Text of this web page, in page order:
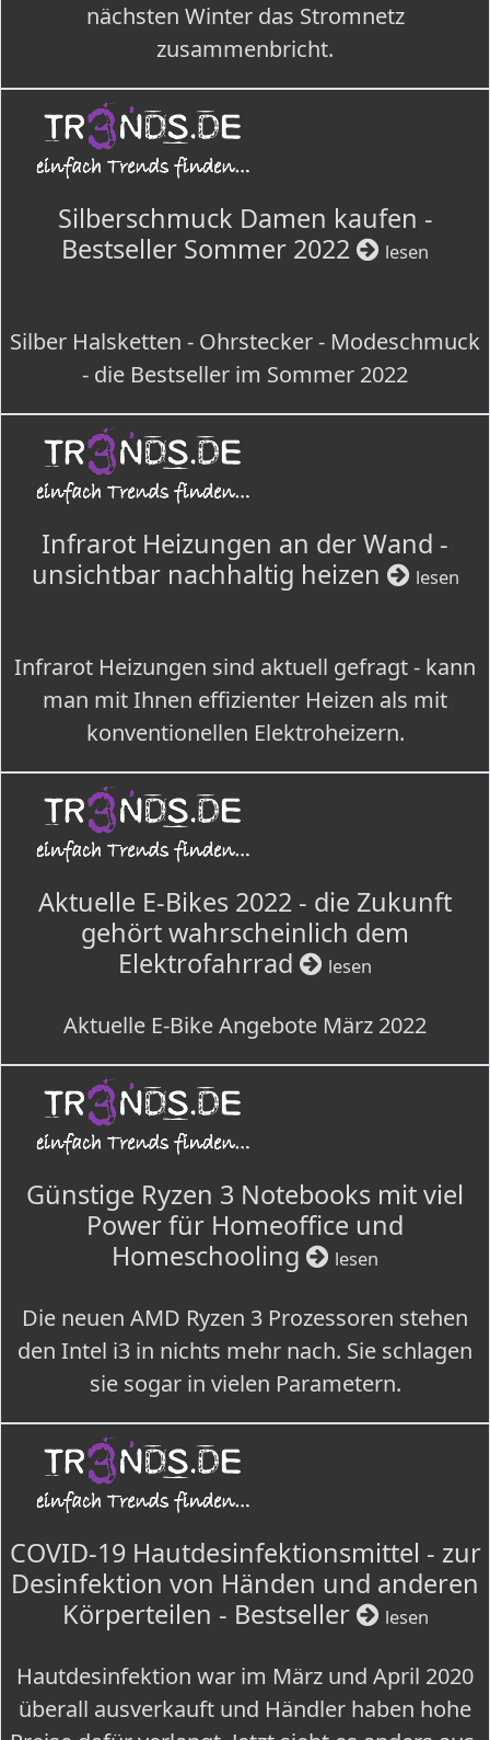
nächsten Winter das Stromnetz
zusammenbricht.
Silberschmuck Damen kaufen -
Bestseller Sommer 2022
lesen
Silber Halsketten - Ohrstecker - Modeschmuck
- die Bestseller im Sommer 2022
Infrarot Heizungen an der Wand -
unsichtbar nachhaltig heizen
lesen
Infrarot Heizungen sind aktuell gefragt - kann
man mit Ihnen effizienter Heizen als mit
konventionellen Elektroheizern.
Aktuelle E-Bikes 2022 - die Zukunft
gehört wahrscheinlich dem
Elektrofahrrad
lesen
Aktuelle E-Bike Angebote März 2022
Günstige Ryzen 3 Notebooks mit viel
Power für Homeoffice und
Homeschooling
lesen
Die neuen AMD Ryzen 3 Prozessoren stehen
den Intel i3 in nichts mehr nach. Sie schlagen
sie sogar in vielen Parametern.
COVID-19 Hautdesinfektionsmittel - zur
Desinfektion von Händen und anderen
Körperteilen - Bestseller
lesen
Hautdesinfektion war im März und April 2020
überall ausverkauft und Händler haben hohe